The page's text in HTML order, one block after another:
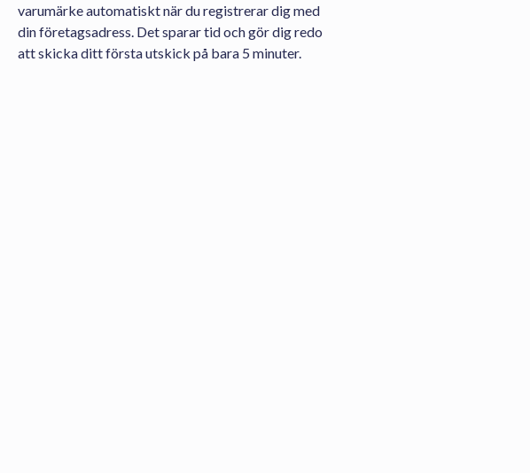
varumärke automatiskt när du registrerar dig med
din företagsadress. Det sparar tid och gör dig redo
att skicka ditt första utskick på bara 5 minuter.